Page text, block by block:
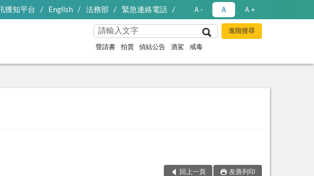
獲知平台 English 法務部 緊急連絡電話 Ａ- Ａ Ａ+
聲請書 拍賣 偵結公告 酒駕 戒毒
回上一頁 友善列印